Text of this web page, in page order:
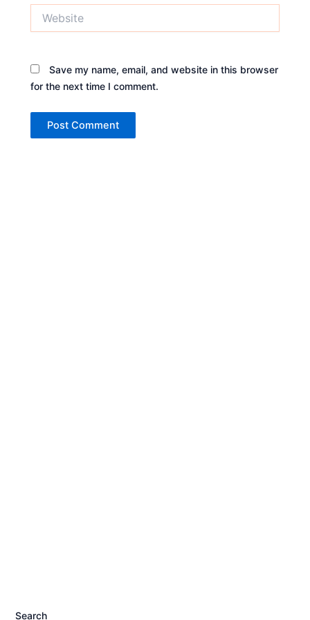
Save my name, email, and website in this browser
for the next time I comment.
Search